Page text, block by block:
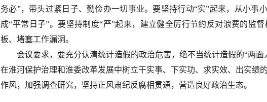
务必”，带头过紧日子、勤俭办一切事业。要坚持行动“实”起来，从小事
成“平常日子”。要坚持制度“严”起来，建立健全厉行节约反对浪费的监
板、堵塞工作漏洞。
会议要求，要充分认清统计造假的政治危害，绝不当统计造假的“两面
在淮河保护治理和淮委改革发展中树立干实事、下实功、求实效、出实绩
作风，加强调查研究，坚持正风肃纪反腐相贯通，营造良好政治生态。